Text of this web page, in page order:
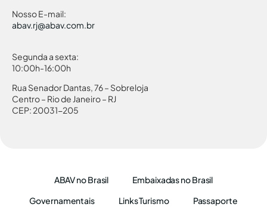
Nosso E-mail:
abav.rj@abav.com.br
Segunda a sexta:
10:00h-16:00h
Rua Senador Dantas, 76 – Sobreloja
Centro – Rio de Janeiro – RJ
CEP: 20031-205
ABAV no Brasil
Embaixadas no Brasil
Governamentais
Links Turismo Passaporte